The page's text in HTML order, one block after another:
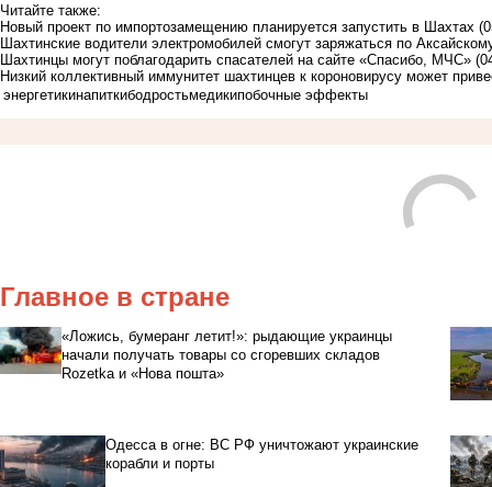
Читайте также:
Новый проект по импортозамещению планируется запустить в Шахтах
Шахтинские водители электромобилей смогут заряжаться по
Шахтинцы могут поблагодарить спасателей на сайте «Спасибо, МЧС»
Низкий коллективный иммунитет шахтинцев к короновирусу может
энергетикинапиткибодростьмедикипобочные эффекты
Главное в стране
«Ложись, бумеранг летит!»: рыдающие украинцы
начали получать товары со сгоревших складов
Rozetka и «Нова пошта»
Одесса в огне: ВС РФ уничтожают украинские
корабли и порты